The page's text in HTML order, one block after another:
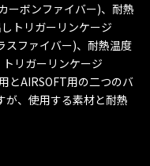
ーボンファイバー)、耐熱
トリガーリンケージ
スファイバー)、耐熱温度
リガーリンケージ
とAIRSOFT用の二つのバ
が、使用する素材と耐熱